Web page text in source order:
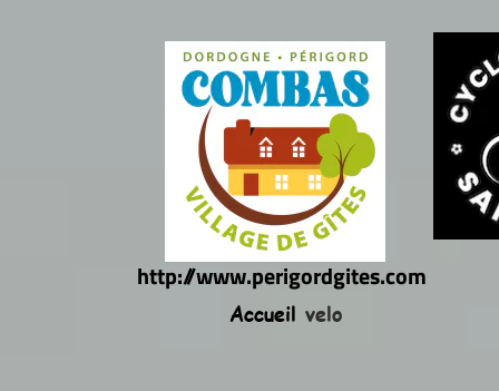
http://www.perigordgites.com
Accueil velo